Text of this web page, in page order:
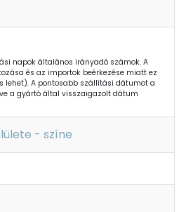
napok általános irányadó számok. A
és az importok beérkezése miatt ez
lehet). A pontosabb szállítási dátumot a
a gyártó által visszaigazolt dátum
- színe